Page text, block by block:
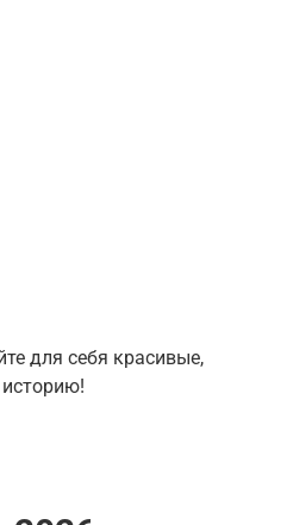
для себя красивые,